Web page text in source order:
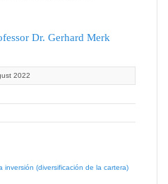
Dr. Gerhard Merk
2022
inversión (diversificación de la cartera)